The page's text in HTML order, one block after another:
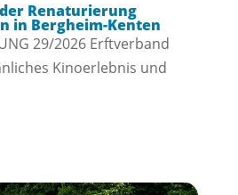
Renaturierung
in Bergheim-Kenten
29/2026 Erftverband
Kinoerlebnis und